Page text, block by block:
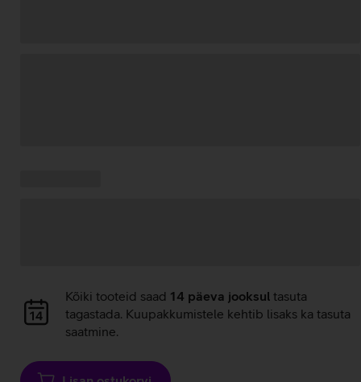
Andmete
laadimine
Kõiki tooteid saad 14 päeva jooksul tasuta
tagastada. Kuupakkumistele kehtib lisaks ka tasuta
saatmine.